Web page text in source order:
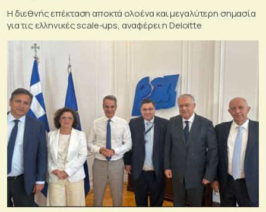
Η διεθνής επέκταση αποκτά ολοένα και μεγαλύτερη σημασία
για τις ελληνικές scale-ups, αναφέρει η Deloitte